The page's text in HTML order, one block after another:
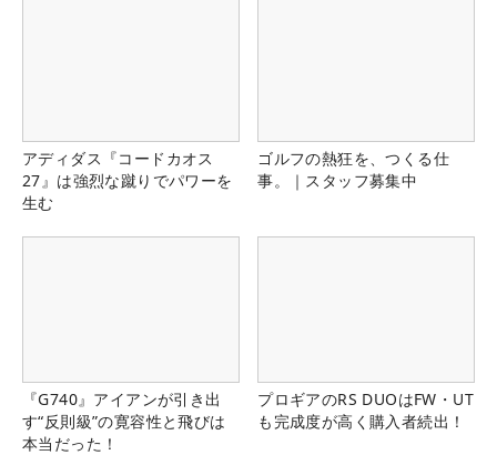
アディダス『コードカオス
27』は強烈な蹴りでパワーを
生む
ゴルフの熱狂を、つくる仕
事。｜スタッフ募集中
『G740』アイアンが引き出
す“反則級”の寛容性と飛びは
本当だった！
プロギアのRS DUOはFW・UT
も完成度が高く購入者続出！